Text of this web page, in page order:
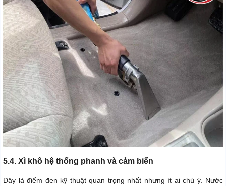
5.4. Xì khô hệ thống phanh và cảm biến
Đây là điểm đen kỹ thuật quan trọng nhất nhưng ít ai chú ý. Nước